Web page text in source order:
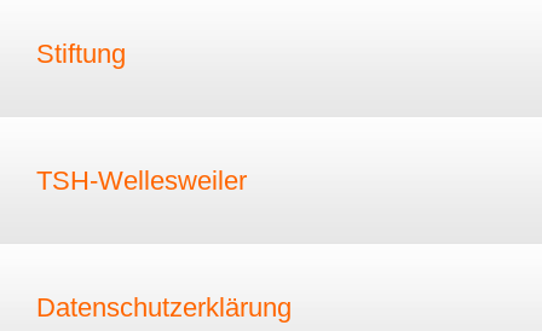
Stiftung
TSH-Wellesweiler
Datenschutzerklärung